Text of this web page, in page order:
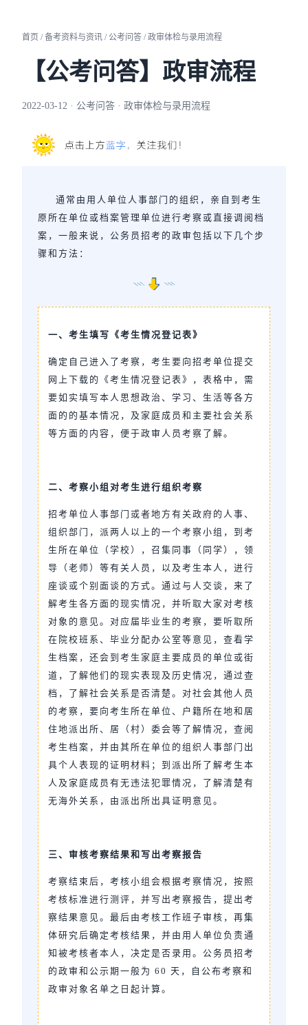
首页 / 备考资料与资讯 / 公考问答 / 政审体检与录用流程
【公考问答】政审流程
2022-03-12 · 公考问答 · 政审体检与录用流程
通常由用人单位人事部门的组织，亲自到考生
原所在单位或档案管理单位进行考察或直接调阅档
案，一般来说，公务员招考的政审包括以下几个步
骤和方法：
一、考生填写《考生情况登记表》
确定自己进入了考察，考生要向招考单位提交
网上下载的《考生情况登记表》，表格中，需
要如实填写本人思想政治、学习、生活等各方
面的的基本情况，及家庭成员和主要社会关系
等方面的内容，便于政审人员考察了解。
二、考察小组对考生进行组织考察
招考单位人事部门或者地方有关政府的人事、
组织部门，派两人以上的一个考察小组，到考
生所在单位（学校），召集同事（同学），领
导（老师）等有关人员，以及考生本人，进行
座谈或个别面谈的方式。通过与人交谈，来了
解考生各方面的现实情况，并听取大家对考核
对象的意见。对应届毕业生的考察，要听取所
在院校班系、毕业分配办公室等意见，查看学
生档案，还会到考生家庭主要成员的单位或街
道，了解他们的现实表现及历史情况，通过查
档，了解社会关系是否清楚。对社会其他人员
的考察，要向考生所在单位、户籍所在地和居
住地派出所、居（村）委会等了解情况，查阅
考生档案，并由其所在单位的组织人事部门出
具个人表现的证明材料；到派出所了解考生本
人及家庭成员有无违法犯罪情况，了解清楚有
无海外关系，由派出所出具证明意见。
三、审核考察结果和写出考察报告
考察结束后，考核小组会根据考察情况，按照
考核标准进行测评，并写出考察报告，提出考
察结果意见。最后由考核工作班子审核，再集
体研究后确定考核结果，并由用人单位负责通
知被考核者本人，决定是否录用。公务员招考
的政审和公示期一般为 60 天，自公布考察和
政审对象名单之日起计算。